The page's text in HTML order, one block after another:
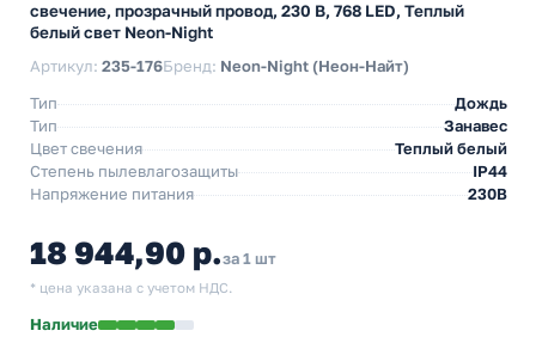
свечение, прозрачный провод, 230 В, 768 LED, Теплый
белый свет Neon-Night
Артикул: 235-176Бренд: Neon-Night (Неон-Найт)
Тип
Дождь
Тип
Занавес
Цвет свечения
Теплый белый
Степень пылевлагозащиты
IP44
Напряжение питания
230В
18 944,90 р.за 1 шт
* цена указана с учетом НДС.
Наличие